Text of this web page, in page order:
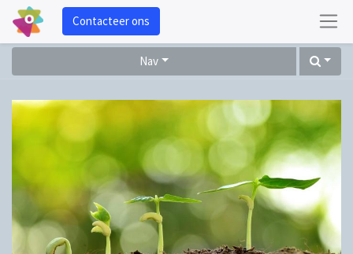
Contacteer ons
Nav